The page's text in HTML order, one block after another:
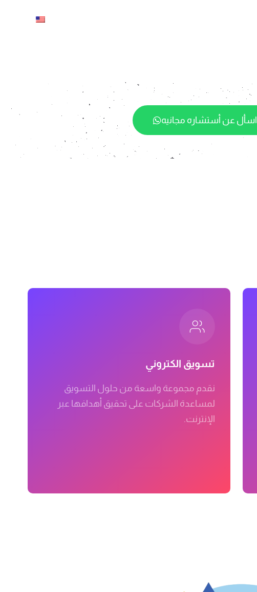
اسأل عن أستشاره مجانيه
تسويق الكتروني
نقدم مجموعة واسعة من حلول التسويق
لمساعدة الشركات على تحقيق أهدافها عبر
الإنترنت.